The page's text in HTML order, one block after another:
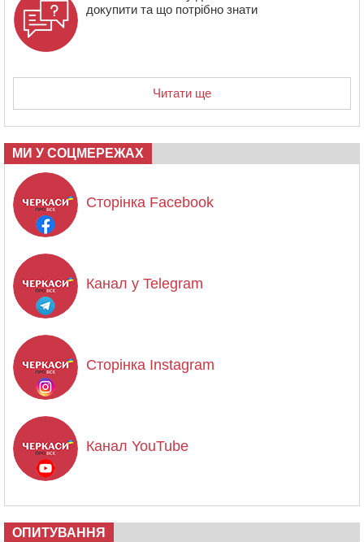
докупити та що потрібно знати
Читати ще
МИ У СОЦМЕРЕЖАХ
Сторінка Facebook
Канал у Telegram
Сторінка Instagram
Канал YouTube
ОПИТУВАННЯ